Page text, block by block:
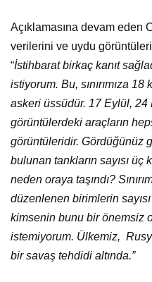
Açıklamasına devam eden
verilerini ve uydu
“İstihbarat birkaç kanıt
istiyorum. Bu, sınırımıza
askeri üssüdür. 17 Eylül,
görüntülerdeki araçların
görüntüleridir. Gördüğünüz
bulunan tankların sayısı üç
neden oraya taşındı?
düzenlenen birimlerin
kimsenin bunu bir önemsiz
istemiyorum. Ülkemiz,
bir savaş tehdidi altında.”